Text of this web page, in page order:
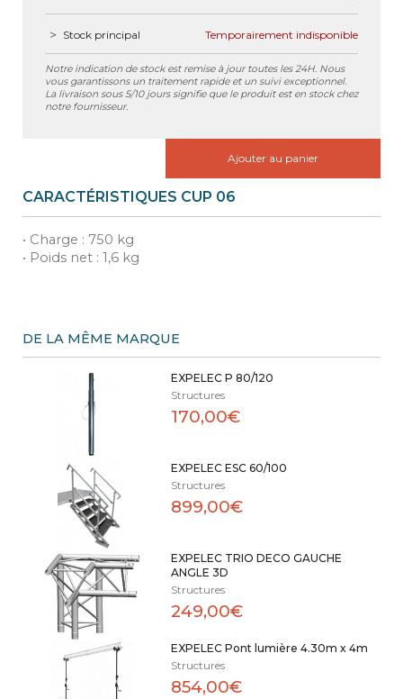
Stock principal Temporairement indisponible
Notre indication de stock est remise à jour toutes les 24H. Nous
vous garantissons un traitement rapide et un suivi exceptionnel.
La livraison sous 5/10 jours signifie que le produit est en stock chez
notre fournisseur.
Ajouter au panier
CARACTÉRISTIQUES CUP 06
• Charge : 750 kg
• Poids net : 1,6 kg
DE LA MÊME MARQUE
EXPELEC P 80/120
Structures
170,00€
EXPELEC ESC 60/100
Structures
899,00€
EXPELEC TRIO DECO GAUCHE
ANGLE 3D
Structures
249,00€
EXPELEC Pont lumière 4.30m x 4m
Structures
854,00€